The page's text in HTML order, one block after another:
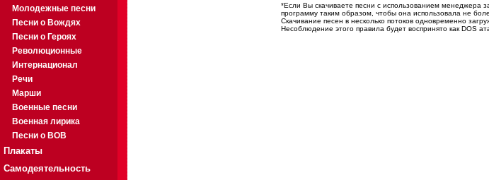
Молодежные песни
Песни о Вождях
Песни о Героях
Революционные
Интернационал
Речи
Марши
Военные песни
Военная лирика
Песни о ВОВ
Плакаты
Самодеятельность
*Если Вы скачиваете песни с использованием менеджера
программу таким образом, чтобы она использовала не
Скачивание песен в несколько потоков одновременно
Несоблюдение этого правила будет воспринято как DOS